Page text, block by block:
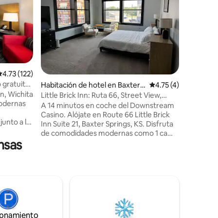
promedio: 4.73 de 5; 122 evaluaciones
4.73 (122)
gratuito.
Wichita
a la
el
ciudad
Habitación de hotel en Baxter S
prings
Calificación
4.75 (4)
Little Brick Inn: Ruta 66, Street View,
Suite 21
A 14 minutos en coche del Downstream
Casino. Alójate en Route 66 Little Brick
Inn Suite 21, Baxter Springs, KS. Disfruta
de comodidades modernas como 1 cama
como Fort Leavenworth, Fort Scott y
John Brown Museum. Experimenta